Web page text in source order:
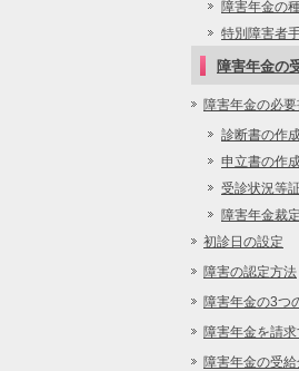
障害年金の
特別障害者
障害年金の
障害年金の必
診断書の作
申立書の作
受診状況等
障害年金裁
初診日の設定
障害の認定方法
障害年金の3つ
障害年金を請
障害年金の受